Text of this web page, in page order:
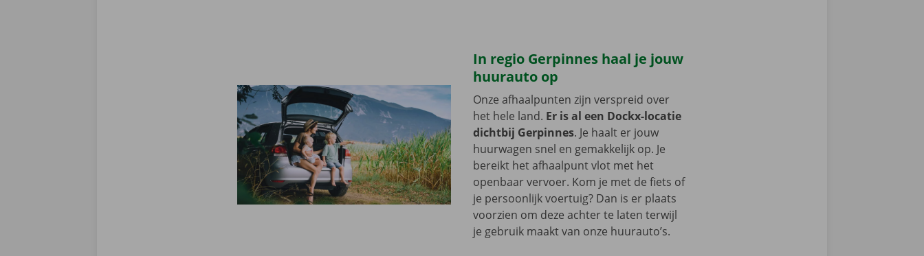
In regio Gerpinnes haal je jouw
huurauto op
Onze afhaalpunten zijn verspreid over
het hele land. Er is al een Dockx-locatie
dichtbij Gerpinnes. Je haalt er jouw
huurwagen snel en gemakkelijk op. Je
bereikt het afhaalpunt vlot met het
openbaar vervoer. Kom je met de fiets of
je persoonlijk voertuig? Dan is er plaats
voorzien om deze achter te laten terwijl
je gebruik maakt van onze huurauto’s.